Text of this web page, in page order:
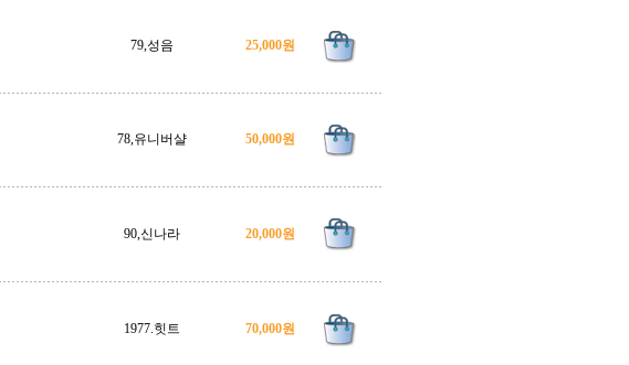
79,성음 25,000원
78,유니버샬 50,000원
90,신나라 20,000원
1977.힛트 70,000원